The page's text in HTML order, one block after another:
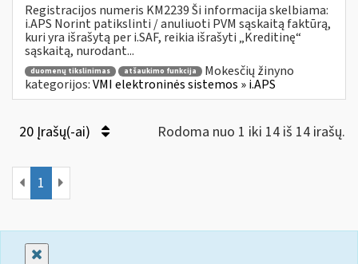
Registracijos numeris KM2239 Ši informacija skelbiama:
i.APS Norint patikslinti / anuliuoti PVM sąskaitą faktūrą,
kuri yra išrašytą per i.SAF, reikia išrašyti „Kreditinę“
sąskaitą, nurodant...
duomenų tikslinimas atšaukimo funkcija
Mokesčių žinyno
kategorijos:VMI elektroninės sistemos » i.APS
20 Įrašų(-ai) Rodoma nuo 1 iki 14 iš 14 irašų.
1